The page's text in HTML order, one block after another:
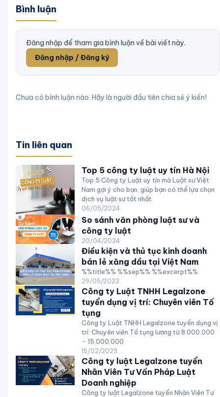
Bình luận
Đăng nhập để tham gia bình luận về bài viết này.
Đăng nhập / Đăng ký
Chưa có bình luận nào. Hãy là người đầu tiên chia sẻ ý kiến!
Tin liên quan
Top 5 công ty luật uy tín Hà Nội
Top 5 Công ty Luật uy tín mà Luật sư Việt
Nam gợi ý cho bạn, giúp bạn có thể lựa chọn
dịch vụ luật sư tốt nhất
06/05/2024
So sánh văn phòng luật sư và
công ty luật
20/04/2024
Điều kiện và thủ tục kinh doanh
bán lẻ xăng dầu tại Việt Nam
%%title%% %%sep%% %%excerpt%%
29/05/2023
Công ty Luật TNHH Legalzone
tuyển dụng vị trí: Chuyên viên Tố
tụng
Công ty Luật TNHH Legalzone tuyển dụng vị
trí: Chuyên viên Tố tụng lương từ 8.000.000
- 15.000.000
15/02/2023
Công ty luật Legalzone tuyển
Nhân Viên Tư Vấn Pháp Luật
Doanh nghiệp
Công ty luật Legalzone tuyển Nhân Viên Tư